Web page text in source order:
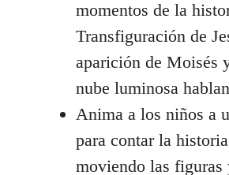
momentos de la
Transfiguración de
aparición de Moisés
nube luminosa
Anima a los niños a
para contar la
moviendo las figuras